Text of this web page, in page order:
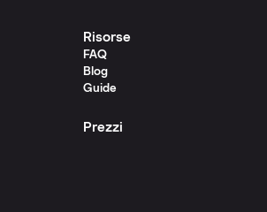
Risorse
FAQ
Blog
Guide
Prezzi